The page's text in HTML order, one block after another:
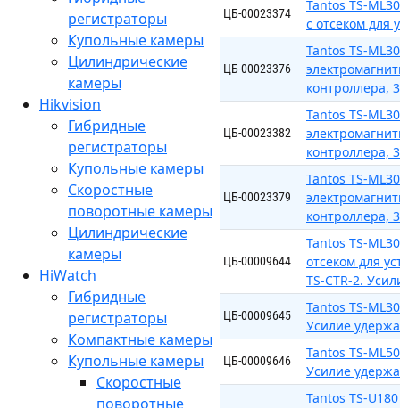
регистраторы
Купольные камеры
Цилиндрические
камеры
Hikvision
Гибридные
регистраторы
Купольные камеры
Скоростные
поворотные камеры
Цилиндрические
камеры
HiWatch
Гибридные
регистраторы
Компактные камеры
Купольные камеры
Скоростные
поворотные
ЦБ-00023374
Tantos TS-
с отсеком для
ЦБ-00023376
Tantos TS-
контроллера,
ЦБ-00023382
Tantos TS-
контроллера,
ЦБ-00023379
Tantos TS-
контроллера, 3
ЦБ-00009644
Tantos TS-
отсеком для
TS-CTR-2.
ЦБ-00009645
Tantos TS-
Усилие
ЦБ-00009646
Tantos TS-
Усилие
Tantos TS-